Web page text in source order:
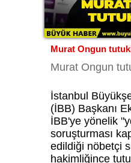
Murat Ongun
Murat Ongun
İstanbul
(İBB) Başkanı
İBB'ye yönelik
soruşturması
edildiği nöbetçi
hakimliğince